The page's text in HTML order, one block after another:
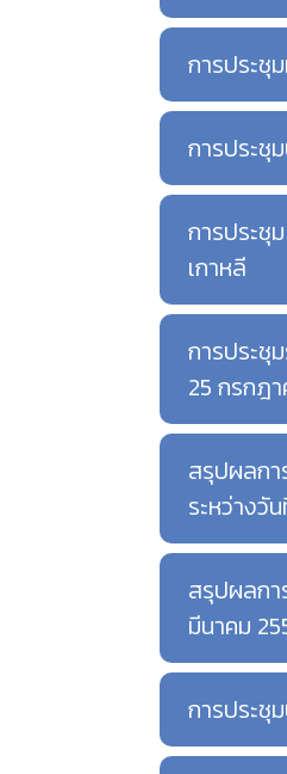
การประชุ
การประชุ
การประชุ
เกาหลี
การประชุ
25 กรกฎ
สรุปผลกา
ระหว่างวั
สรุปผลกา
มีนาคม
การประชุ